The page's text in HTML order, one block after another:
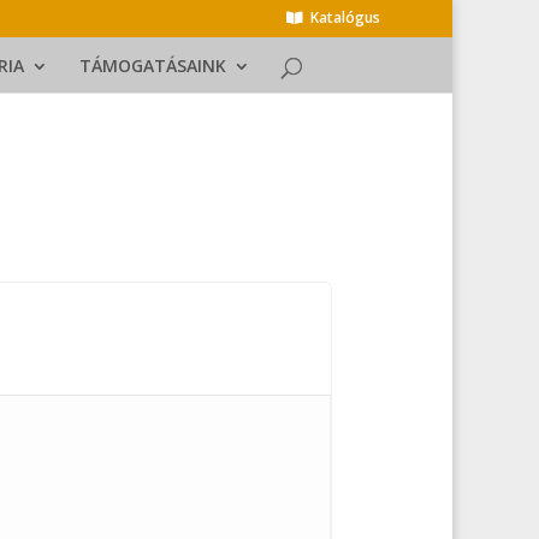
Katalógus
TÁMOGATÁSAINK